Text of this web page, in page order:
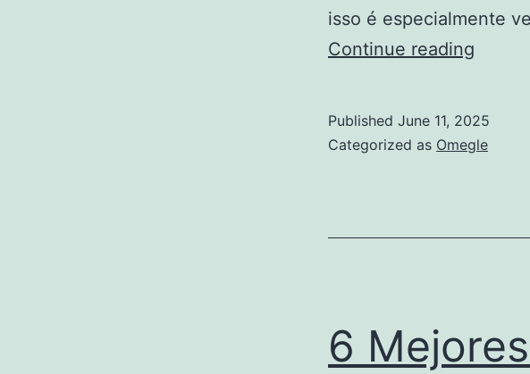
isso é especialmente
Continue reading
De
Published June 11, 2025
Categorized as Omegle
6